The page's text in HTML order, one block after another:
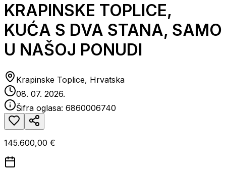
KRAPINSKE TOPLICE,
KUĆA S DVA STANA, SAMO
U NAŠOJ PONUDI
Krapinske Toplice, Hrvatska
08. 07. 2026.
Šifra oglasa: 6860006740
145.600,00 €